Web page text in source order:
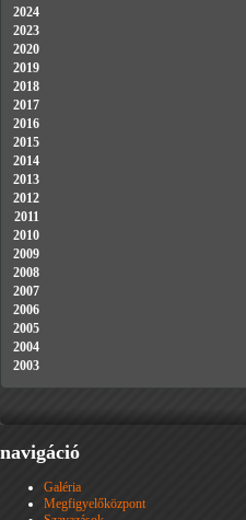
2024
2023
2020
2019
2018
2017
2016
2015
2014
2013
2012
2011
2010
2009
2008
2007
2006
2005
2004
2003
navigáció
Galéria
Megfigyelőközpont